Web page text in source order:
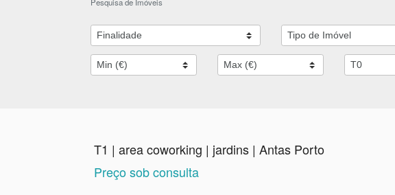
T1 | area coworking | jardins | Antas Porto
Preço sob consulta